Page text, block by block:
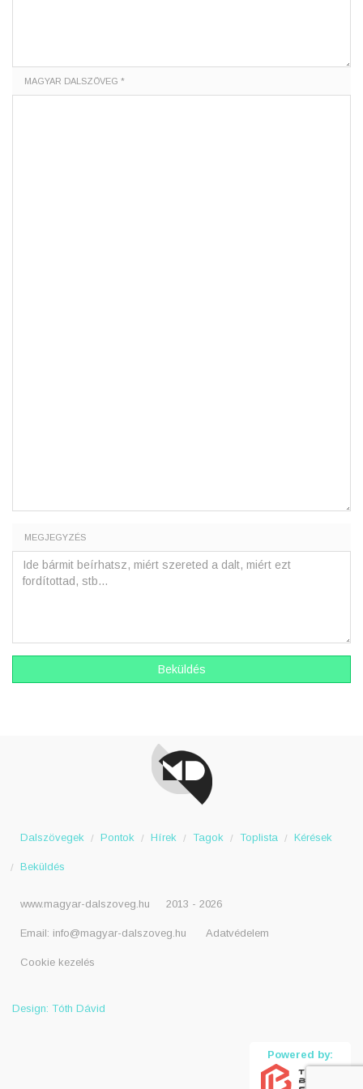
MAGYAR DALSZÖVEG *
MEGJEGYZÉS
Beküldés
Dalszövegek Pontok Hírek Tagok Toplista Kérések
Beküldés
www.magyar-dalszoveg.hu 2013 - 2026
Email: info@magyar-dalszoveg.hu Adatvédelem
Cookie kezelés
Design: Tóth Dávid
Powered by: